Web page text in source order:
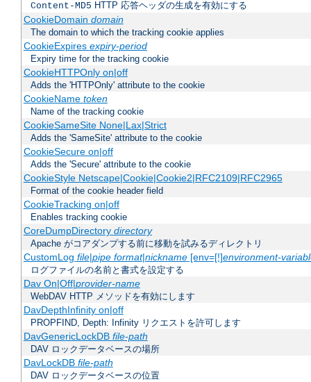
Content-MD5 HTTP 応答ヘッダの生成を有効にする
CookieDomain domain
The domain to which the tracking cookie applies
CookieExpires expiry-period
Expiry time for the tracking cookie
CookieHTTPOnly on|off
Adds the 'HTTPOnly' attribute to the cookie
CookieName token
Name of the tracking cookie
CookieSameSite None|Lax|Strict
Adds the 'SameSite' attribute to the cookie
CookieSecure on|off
Adds the 'Secure' attribute to the cookie
CookieStyle Netscape|Cookie|Cookie2|RFC2109|RFC2965
Format of the cookie header field
CookieTracking on|off
Enables tracking cookie
CoreDumpDirectory directory
Apache がコアダンプする前に移動を試みるディレクトリ
CustomLog file|pipe format|nickname[env=[!]environment-
ログファイルの名前と書式を設定する
Dav On|Off|provider-name
WebDAV HTTP メソッドを有効にします
DavDepthInfinity on|off
PROPFIND, Depth: Infinity リクエストを許可します
DavGenericLockDB file-path
DAV ロックデータベースの場所
DavLockDB file-path
DAV ロックデータベースの位置